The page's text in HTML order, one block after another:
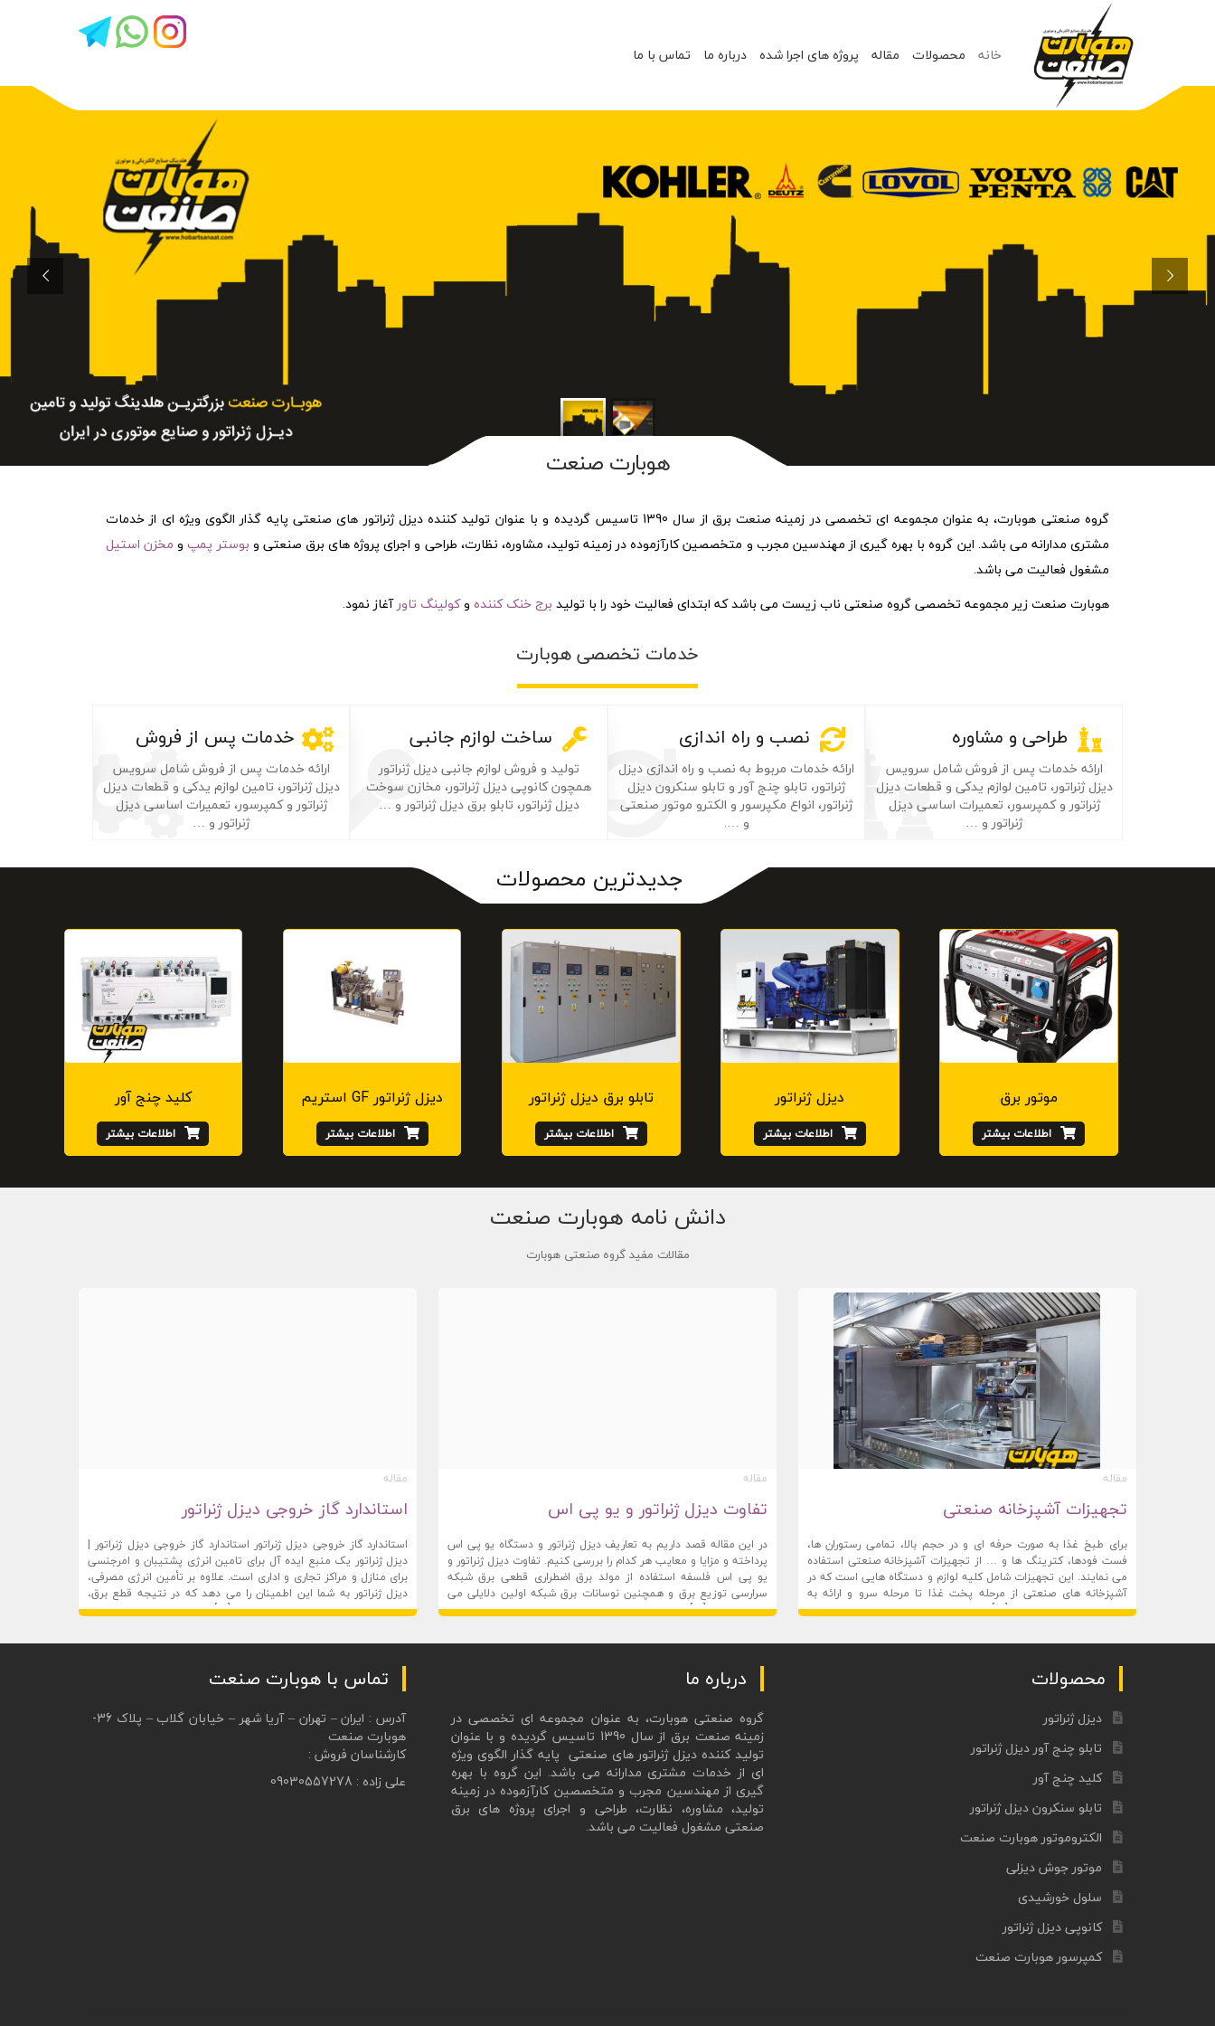
خانه محصولات مقاله پروژه های اجرا شده درباره ما تماس با ما
هوبارت صنعت
گروه صنعتی هوبارت، به عنوان مجموعه ای تخصصی در زمینه صنعت برق از سال 1390 تاسیس گردیده و با عنوان تولید کننده دیزل ژنراتور های صنعتی پایه گذار الگوی ویژه ای از خدمات
مشتری مدارانه می باشد. این گروه با بهره گیری از مهندسین مجرب و متخصصین کارآزموده در زمینه تولید، مشاوره، نظارت، طراحی و اجرای پروژه های برق صنعتی و بوستر پمپو مخزن استیل
مشغول فعالیت می باشد.
هوبارت صنعت زیر مجموعه تخصصی گروه صنعتی ناب زیست می باشد که ابتدای فعالیت خود را با تولید برج خنک کننده وکولینگ تاورآغاز نمود.
خدمات تخصصی هوبارت
طراحی و مشاوره
ارائه خدمات پس از فروش شامل سرویس
دیزل ژنراتور، تامین لوازم یدکی و قطعات دیزل
ژنراتور و کمپرسور، تعمیرات اساسی دیزل
ژنراتور و …
نصب و راه اندازی
ارائه خدمات مربوط به نصب و راه اندازی دیزل
ژنراتور، تابلو چنج آور و تابلو سنکرون دیزل
ژنراتور، انواع مکپرسور و الکترو موتور صنعتی
و ….
ساخت لوازم جانبی
تولید و فروش لوازم جانبی دیزل ژنراتور
همچون کانوپی دیزل ژنراتور، مخازن سوخت
دیزل ژنراتور، تابلو برق دیزل ژنراتور و …
خدمات پس از فروش
ارائه خدمات پس از فروش شامل سرویس
دیزل ژنراتور، تامین لوازم یدکی و قطعات دیزل
ژنراتور و کمپرسور، تعمیرات اساسی دیزل
ژنراتور و …
جدیدترین محصولات
موتور برق
اطلاعات بیشتر
دیزل ژنراتور
اطلاعات بیشتر
تابلو برق دیزل ژنراتور
اطلاعات بیشتر
دیزل ژنراتور GF استریم
اطلاعات بیشتر
کلید چنج آور
اطلاعات بیشتر
دانش نامه هوبارت صنعت
مقالات مفید گروه صنعتی هوبارت
مقاله
تجهیزات آشپزخانه صنعتی
برای طبخ غذا به صورت حرفه ای و در حجم بالا، تمامی رستوران ها،
فست فودها، کترینگ ها و … از تجهیزات آشپزخانه صنعتی استفاده
می نمایند. این تجهیزات شامل کلیه لوازم و دستگاه هایی است که در
آشپزخانه های صنعتی از مرحله پخت غذا تا مرحله سرو و ارائه به
مشتری مورد استفاده قرار […]
ادامه مطلب
هوبارت صنعت 21 اکتبر 2024
مقاله
تفاوت دیزل ژنراتور و یو پی اس
در این مقاله قصد داریم به تعاریف دیزل ژنراتور و دستگاه یو پی اس
پرداخته و مزایا و معایب هر کدام را بررسی کنیم. تفاوت دیزل ژنراتور و
یو پی اس فلسفه استفاده از مولد برق اضطراری قطعی برق شبکه
سرارسی توزیع برق و همچنین نوسانات برق شبکه اولین دلایلی می
باشد که ما را […]
ادامه مطلب
هوبارت صنعت 24 آگوست 2019
مقاله
استاندارد گاز خروجی دیزل ژنراتور
استاندارد گاز خروجی دیزل ژنراتور استاندارد گاز خروجی دیزل ژنراتور |
دیزل ژنراتور یک منبع ایده آل برای تامین انرژی پشتیبان و امرجنسی
برای منازل و مراکز تجاری و اداری است. علاوه بر تأمین انرژی مصرفی،
دیزل ژنراتور به شما این اطمینان را می دهد که در نتیجه قطع برق،
تجهیزات بحرانی سیستم شما خاموش […]
ادامه مطلب
هوبارت صنعت 06 آگوست 2019
محصولات
دیزل ژنراتور
تابلو چنج آور دیزل ژنراتور
کلید چنج آور
تابلو سنکرون دیزل ژنراتور
الکتروموتور هوبارت صنعت
موتور جوش دیزلی
سلول خورشیدی
کانوپی دیزل ژنراتور
کمپرسور هوبارت صنعت
درباره ما
گروه صنعتی هوبارت، به عنوان مجموعه ای تخصصی در
زمینه صنعت برق از سال 1390 تاسیس گردیده و با عنوان
تولید کننده دیزل ژنراتور های صنعتی پایه گذار الگوی ویژه
ای از خدمات مشتری مدارانه می باشد. این گروه با بهره
گیری از مهندسین مجرب و متخصصین کارآزموده در زمینه
تولید، مشاوره، نظارت، طراحی و اجرای پروژه های برق
صنعتی مشغول فعالیت می باشد.
تماس با هوبارت صنعت
آدرس : ایران – تهران – آریا شهر – خیابان گلاب – پلاک 36-
هوبارت صنعت
کارشناسان فروش :
علی زاده : 09030557278